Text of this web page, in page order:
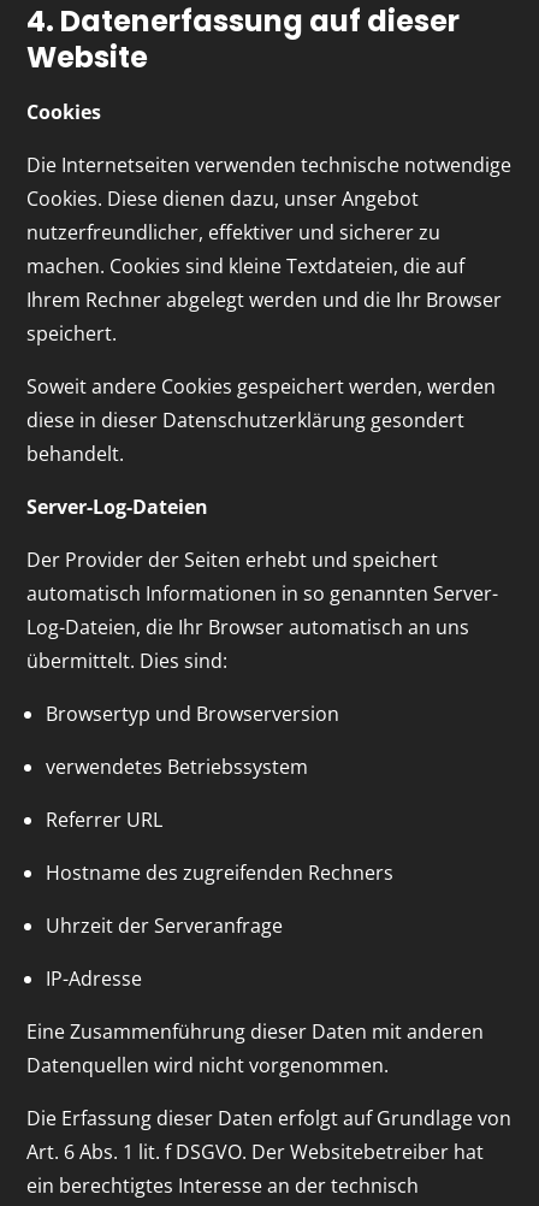
4. Datenerfassung auf dieser
Website
Cookies
Die Internetseiten verwenden technische notwendige
Cookies. Diese dienen dazu, unser Angebot
nutzerfreundlicher, effektiver und sicherer zu
machen. Cookies sind kleine Textdateien, die auf
Ihrem Rechner abgelegt werden und die Ihr Browser
speichert.
Soweit andere Cookies gespeichert werden, werden
diese in dieser Datenschutzerklärung gesondert
behandelt.
Server-Log-Dateien
Der Provider der Seiten erhebt und speichert
automatisch Informationen in so genannten Server-
Log-Dateien, die Ihr Browser automatisch an uns
übermittelt. Dies sind:
Browsertyp und Browserversion
verwendetes Betriebssystem
Referrer URL
Hostname des zugreifenden Rechners
Uhrzeit der Serveranfrage
IP-Adresse
Eine Zusammenführung dieser Daten mit anderen
Datenquellen wird nicht vorgenommen.
Die Erfassung dieser Daten erfolgt auf Grundlage von
Art. 6 Abs. 1 lit. f DSGVO. Der Websitebetreiber hat
ein berechtigtes Interesse an der technisch